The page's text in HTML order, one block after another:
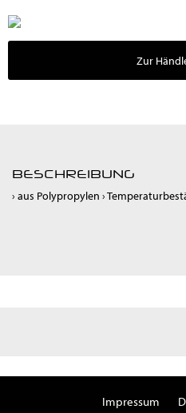
Zur
BESCHREIBUNG
› aus Polypropylen ›
Impressum